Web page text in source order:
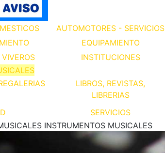
AUTOMOTORES - SERVICIOS
EQUIPAMIENTO
INSTITUCIONES
LIBROS, REVISTAS,
LIBRERIAS
SERVICIOS
INSTRUMENTOS MUSICALES